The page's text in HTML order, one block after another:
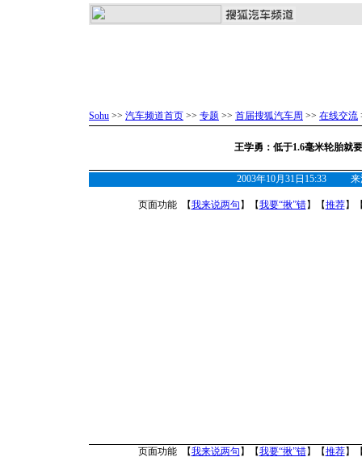
Sohu >> 汽车频道首页 >> 专题 >> 首届搜狐汽车周 >> 在线交流
王学勇：低于1.6毫米轮胎就
2003年10月31日15:33 来
页面功能 【我来说两句 】【我要“揪”错】【推荐】
页面功能 【我来说两句 】【我要“揪”错】【推荐】